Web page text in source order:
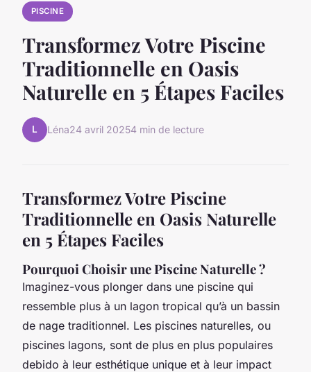
PISCINE
Transformez Votre Piscine
Traditionnelle en Oasis
Naturelle en 5 Étapes Faciles
L Léna24 avril 20254 min de lecture
Transformez Votre Piscine
Traditionnelle en Oasis Naturelle
en 5 Étapes Faciles
Pourquoi Choisir une Piscine Naturelle ?
Imaginez-vous plonger dans une piscine qui
ressemble plus à un lagon tropical qu’à un bassin
de nage traditionnel. Les piscines naturelles, ou
piscines lagons, sont de plus en plus populaires
debido à leur esthétique unique et à leur impact